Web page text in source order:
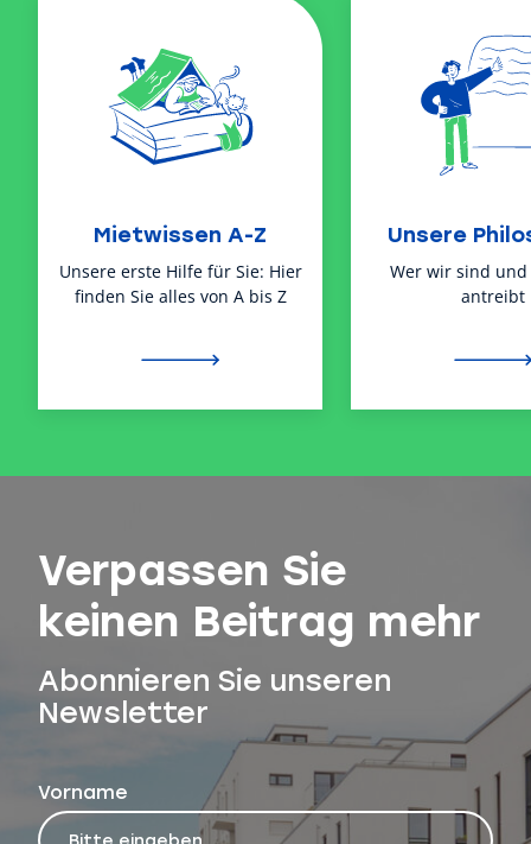
Mietwissen A-Z
Unsere erste Hilfe für Sie: Hier
finden Sie alles von A bis Z
Unsere
Wer wir sind und
antreibt
Verpassen Sie
keinen Beitrag mehr
Abonnieren Sie unseren
Newsletter
Vorname